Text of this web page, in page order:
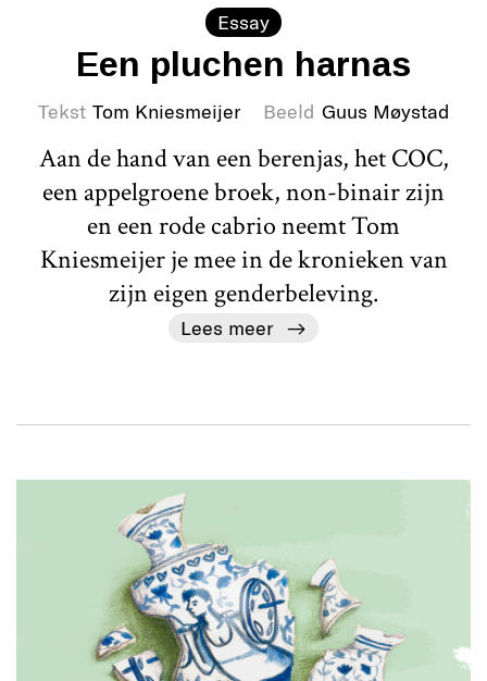
Essay
Een pluchen harnas
Tekst Tom Kniesmeijer Beeld Guus Møystad
Aan de hand van een berenjas, het COC,
een appelgroene broek, non-binair zijn
en een rode cabrio neemt Tom
Kniesmeijer je mee in de kronieken van
zijn eigen genderbeleving.
Lees meer